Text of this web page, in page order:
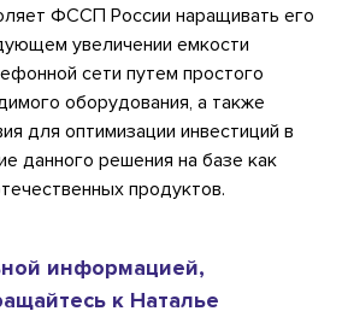
ФССП России наращивать его
увеличении емкости
сети путем простого
оборудования, а также
для оптимизации инвестиций в
данного решения на базе как
продуктов.
информацией,
к Наталье